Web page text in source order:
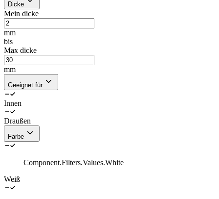
Dicke
Mein dicke
mm
bis
Max dicke
mm
Geeignet für
Innen
Draußen
Farbe
Component.Filters.Values.White
Weiß